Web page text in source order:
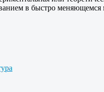
в быстро меняющемся